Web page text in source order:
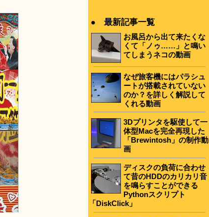
● 最新記事一覧
お風呂から出て来たくな
くて「ノゥ……」と鳴い
てしまうネコの動画
なぜ旅客機にはパラシュ
ートが搭載されていない
のか？を詳しく解説して
くれる動画
3Dプリンタを駆使して一
体型Macを完全再現した
「Brewintosh」の制作動
画
ディスクの負荷に合わせ
て昔のHDDのカリカリ音
を鳴らすことができる
Pythonスクリプト
「DiskClick」